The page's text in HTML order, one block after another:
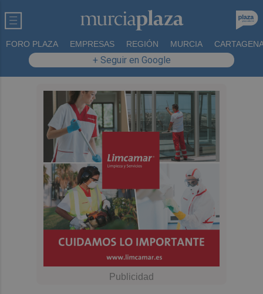
FORO PLAZA EMPRESAS REGIÓN MURCIA
+ Seguir en Google